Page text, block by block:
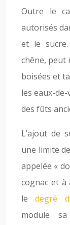
Outre le
autorisés
et le
chêne,
boisées et
les eaux-
des fûts
L’ajout de
une limite
appelée «
cognac et à
ledegré
module